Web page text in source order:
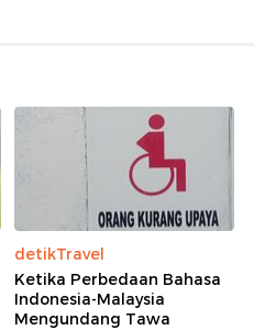
detikTravel
Ketika Perbedaan Bahasa
Indonesia-Malaysia
Mengundang Tawa